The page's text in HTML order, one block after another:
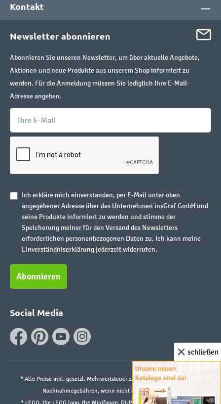
Kontakt
Newsletter abonnieren
Abonnieren Sie unseren Newsletter, um über aktuelle Angebote,
Aktionen und neue Produkte aus unserem Shop informiert zu
werden. Für die Anmeldung müssen Sie lediglich Ihre E-Mail-
Adresse angeben.
Ich erkläre mich einverstanden, per E-Mail unter oben
angegebener Adresse über das Unternehmen insGraf GmbH und
seine Produkte informiert zu werden und stimme der
Speicherung meiner für den Versand des Newsletters
erforderlichen personenbezogenen Daten zu. Ich kann meine
Einverständniserklärung jederzeit widerrufen.
Abonnieren
Social Media
* Alle Preise inkl. gesetzl. Mehrwertsteuer zzgl.Versandkostenund ggf.
Nachnahmegebühren, wenn nicht anders angegeben.
* LEGO, the LEGO logo, the Minifigure, DUPLO, and the SPIKE logo are
schließen